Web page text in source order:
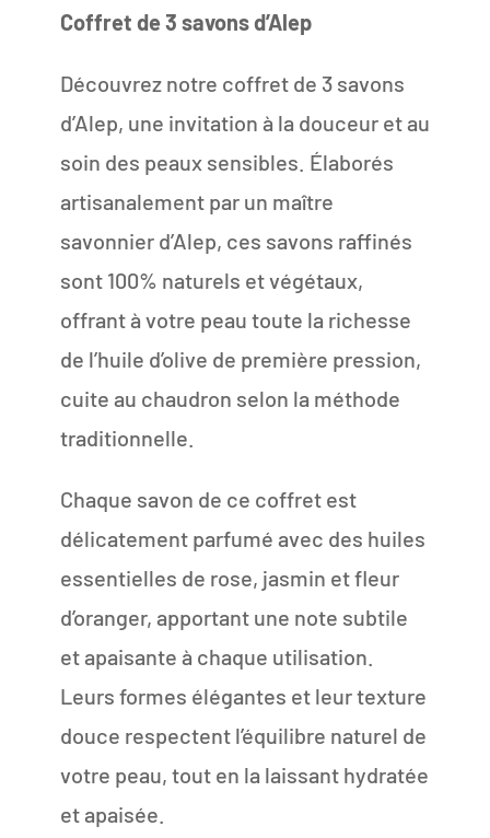
Coffret de 3 savons d’Alep
Découvrez notre coffret de 3 savons
d’Alep, une invitation à la douceur et au
soin des peaux sensibles. Élaborés
artisanalement par un maître
savonnier d’Alep, ces savons raffinés
sont 100% naturels et végétaux,
offrant à votre peau toute la richesse
de l’huile d’olive de première pression,
cuite au chaudron selon la méthode
traditionnelle.
Chaque savon de ce coffret est
délicatement parfumé avec des huiles
essentielles de rose, jasmin et fleur
d’oranger, apportant une note subtile
et apaisante à chaque utilisation.
Leurs formes élégantes et leur texture
douce respectent l’équilibre naturel de
votre peau, tout en la laissant hydratée
et apaisée.